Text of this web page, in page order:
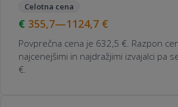
Celotna cena
355,7—1124,7 €
Povprečna cena je 632,5 €. Razpon
najcenejšimi in najdražjimi izvajalci pa
€.